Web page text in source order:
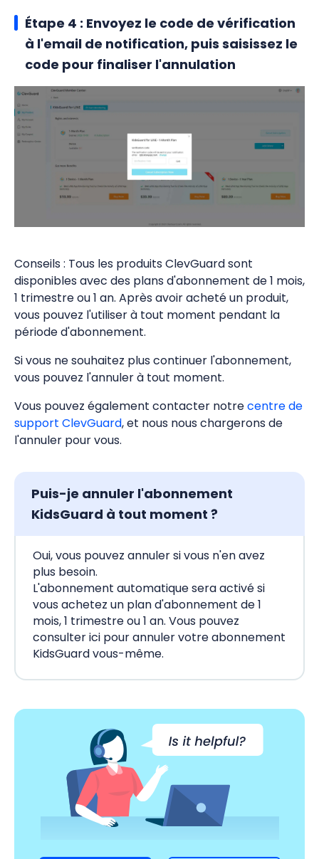
Étape 4 : Envoyez le code de vérification
à l'email de notification, puis saisissez le
code pour finaliser l'annulation
Conseils : Tous les produits ClevGuard sont
disponibles avec des plans d'abonnement de 1 mois,
1 trimestre ou 1 an. Après avoir acheté un produit,
vous pouvez l'utiliser à tout moment pendant la
période d'abonnement.
Si vous ne souhaitez plus continuer l'abonnement,
vous pouvez l'annuler à tout moment.
Vous pouvez également contacter notrecentre de
support ClevGuard, et nous nous chargerons de
l'annuler pour vous.
Puis-je annuler l'abonnement
KidsGuard à tout moment ?
Oui, vous pouvez annuler si vous n'en avez
plus besoin.
L'abonnement automatique sera activé si
vous achetez un plan d'abonnement de 1
mois, 1 trimestre ou 1 an. Vous pouvez
consulter ici pour annuler votre abonnement
KidsGuard vous-même.